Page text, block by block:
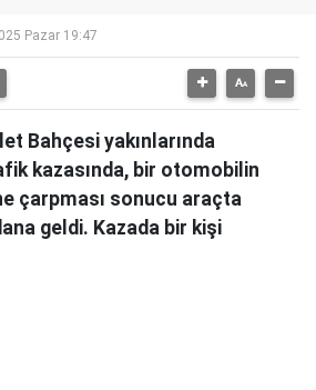
Pazar 19:47
Bahçesi yakınlarında
kazasında, bir otomobilin
çarpması sonucu araçta
geldi. Kazada bir kişi